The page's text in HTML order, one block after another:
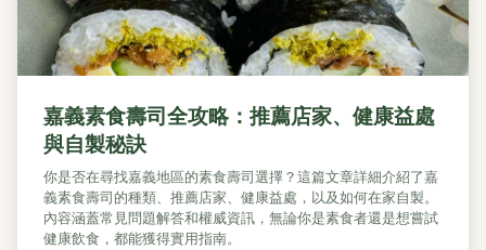
嘉義素食壽司全攻略：推薦店家、健康益處
與自製秘訣
你是否在尋找嘉義地區的素食壽司選擇？這篇文章詳細介紹了嘉
義素食壽司的種類、推薦店家、健康益處，以及如何在家自製。
內容涵蓋常見問題解答和權威資訊，無論你是素食者還是想嘗試
健康飲食，都能獲得實用指南。